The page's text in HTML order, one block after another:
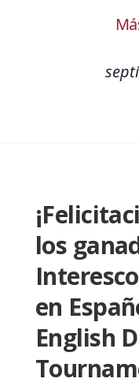
los
en
English